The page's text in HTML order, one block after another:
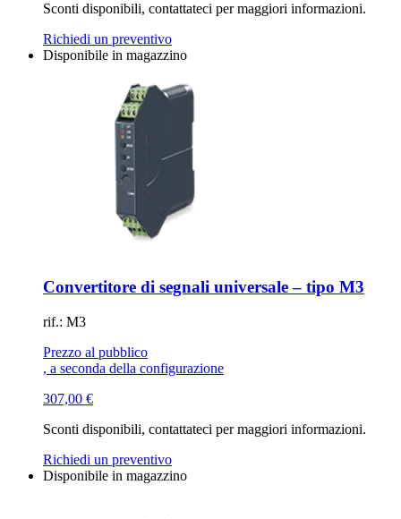
Sconti disponibili, contattateci per maggiori informazioni.
Richiedi un preventivo
Disponibile in magazzino
Convertitore di segnali universale – tipo M3
rif.: M3
Prezzo al pubblico
, a seconda della configurazione
307,00 €
Sconti disponibili, contattateci per maggiori informazioni.
Richiedi un preventivo
Disponibile in magazzino